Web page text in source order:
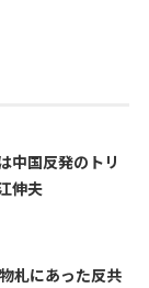
中国反発のトリ
伸夫
札にあった反共